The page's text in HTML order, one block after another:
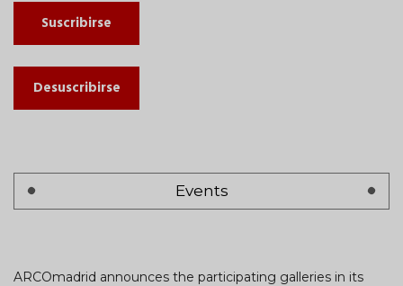
Suscribirse
Desuscribirse
Events
ARCOmadrid announces the participating galleries in its